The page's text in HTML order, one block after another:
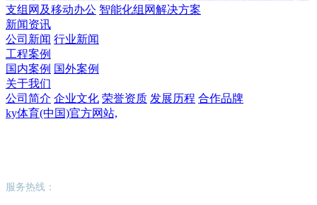
支组网及移动办公 智能化组网解决方案
新闻资讯
公司新闻 行业新闻
工程案例
国内案例 国外案例
关于我们
公司简介 企业文化 荣誉资质 发展历程 合作品牌
ky体育(中国)官方网站,
服务热线：